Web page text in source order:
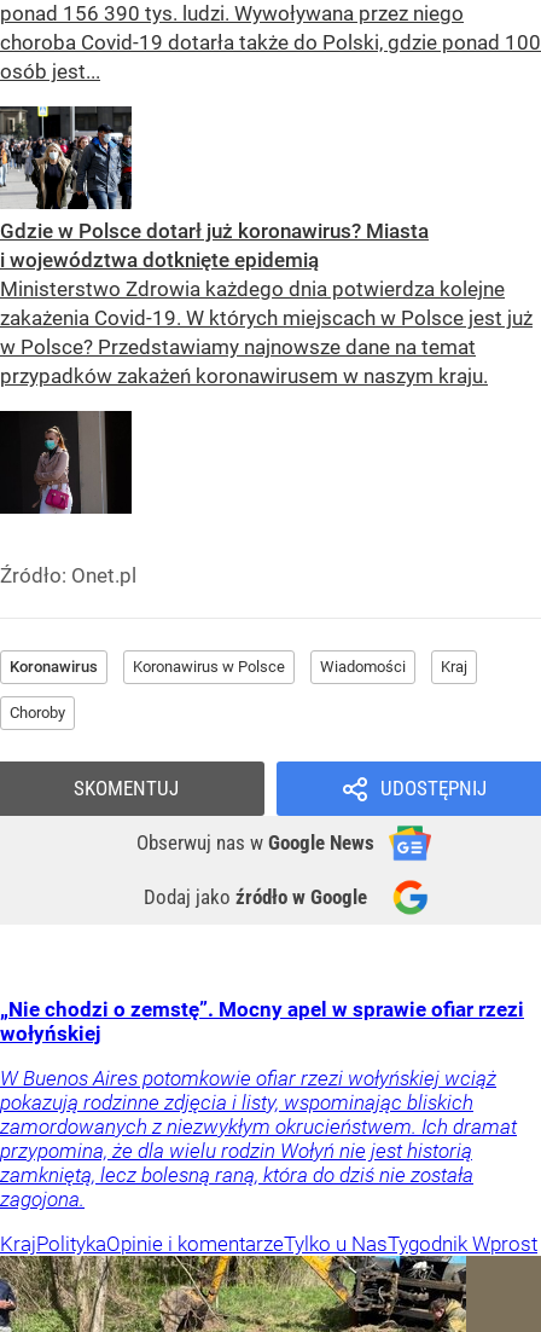
ponad 156 390 tys. ludzi. Wywoływana przez niego
choroba Covid-19 dotarła także do Polski, gdzie ponad 100
osób jest...
Gdzie w Polsce dotarł już koronawirus? Miasta
i województwa dotknięte epidemią
Ministerstwo Zdrowia każdego dnia potwierdza kolejne
zakażenia Covid-19. W których miejscach w Polsce jest już
w Polsce? Przedstawiamy najnowsze dane na temat
przypadków zakażeń koronawirusem w naszym kraju.
Źródło: Onet.pl
Koronawirus Koronawirus w Polsce Wiadomości Kraj
Choroby
UDOSTĘPNIJ
Obserwuj nas w Google News
Dodaj jako źródło w Google
SKOMENTUJ
„Nie chodzi o zemstę”. Mocny apel w sprawie ofiar rzezi
wołyńskiej
W Buenos Aires potomkowie ofiar rzezi wołyńskiej wciąż
pokazują rodzinne zdjęcia i listy, wspominając bliskich
zamordowanych z niezwykłym okrucieństwem. Ich dramat
przypomina, że dla wielu rodzin Wołyń nie jest historią
zamkniętą, lecz bolesną raną, która do dziś nie została
zagojona.
KrajPolitykaOpinie i komentarzeTylko u NasTygodnik Wprost